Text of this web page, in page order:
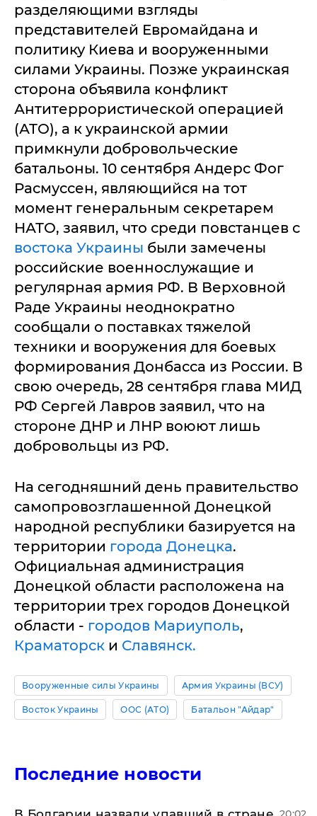
разделяющими взгляды
представителей Евромайдана и
политику Киева и вооруженными
силами Украины. Позже украинская
сторона объявила конфликт
Антитеррористической операцией
(АТО), а к украинской армии
примкнули добровольческие
батальоны. 10 сентября Андерс Фог
Расмуссен, являющийся на тот
момент генеральным секретарем
НАТО, заявил, что среди повстанцев с
востока Украины были замечены
российские военнослужащие и
регулярная армия РФ. В Верховной
Раде Украины неоднократно
сообщали о поставках тяжелой
техники и вооружения для боевых
формирования Донбасса из России. В
свою очередь, 28 сентября глава МИД
РФ Сергей Лавров заявил, что на
стороне ДНР и ЛНР воюют лишь
добровольцы из РФ.
На сегодняшний день правительство
самопровозглашенной Донецкой
народной республики базируется на
территории города Донецка.
Официальная администрация
Донецкой области расположена на
территории трех городов Донецкой
области - городов Мариуполь,
Краматорск и Славянск.
Вооруженные силы Украины Армия Украины (ВСУ)
Восток Украины ООС (АТО) Батальон "Айдар"
Последние новости